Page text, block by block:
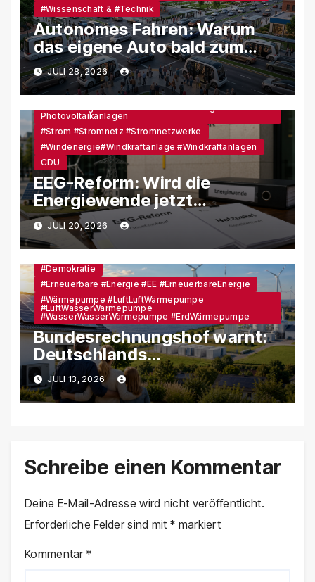
#Wissenschaft & #Technik
Autonomes Fahren: Warum
das eigene Auto bald zum
Auslaufmodell werden könnte
JULI 28, 2026
#Erneuerbare #Energie #EE #ErneuerbareEnergie
#Klima #Klimawandel
#Lobbyverbände
Photovoltaikanlagen
#Strom #Stromnetz #Stromnetzwerke
#Windenergie#Windkraftanlage #Windkraftanlagen
CDU
EEG-Reform: Wird die
Energiewende jetzt
ausgebremst?
JULI 20, 2026
#Demokratie
#Erneuerbare #Energie #EE #ErneuerbareEnergie
#Wärmepumpe #LuftLuftWärmepumpe
#LuftWasserWärmepumpe
#WasserWasserWärmepumpe #ErdWärmepumpe
Bundesrechnungshof warnt:
Deutschlands
Wasserstoffstrategie
braucht einen neuen Kurs
JULI 13, 2026
Schreibe einen Kommentar
Deine E-Mail-Adresse wird nicht veröffentlicht.
Erforderliche Felder sind mit* markiert
Kommentar*